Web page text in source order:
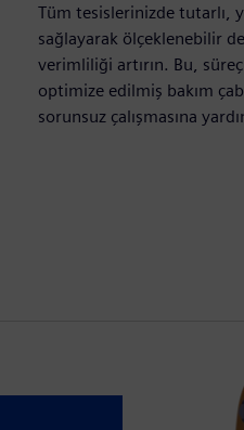
Tüm tesislerinizde tutarlı,
sağlayarak ölçeklenebilir
verimliliği artırın. Bu,
optimize edilmiş bakım
sorunsuz çalışmasına